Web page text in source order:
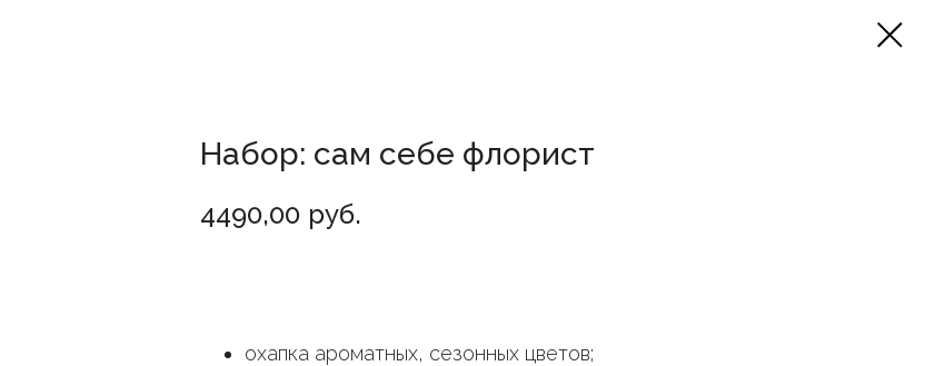
Набор: сам себе флорист
4490,00 руб.
охапка ароматных, сезонных цветов;